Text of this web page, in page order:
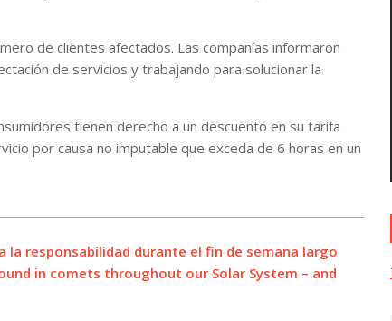
de clientes afectados. Las compañías informaron
de servicios y trabajando para solucionar la
tienen derecho a un descuento en su tarifa
por causa no imputable que exceda de 6 horas en un
la responsabilidad durante el fin de semana largo
in comets throughout our Solar System – and